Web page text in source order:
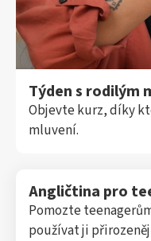
Týden s rodilým
Objevte kurz, díky
mluvení.
Angličtina pro
Pomozte
používat ji